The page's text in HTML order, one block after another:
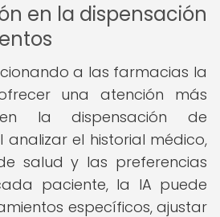
en la dispensación
a las farmacias la
una atención más
en la dispensación de
analizar el historial médico,
salud y las preferencias
paciente, la IA puede
específicos, ajustar